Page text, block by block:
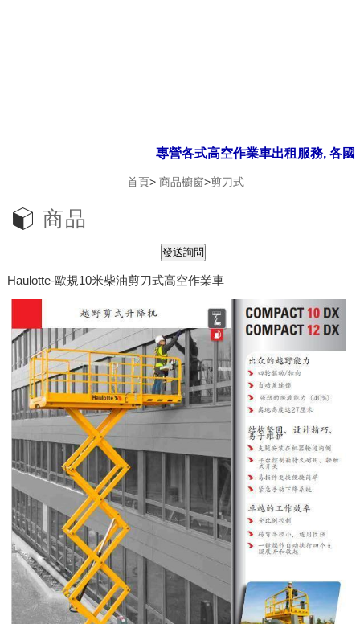
專營各式高空作業車出租服務, 各國
首頁> 商品櫥窗>剪刀式
商品
Haulotte-歐規10米柴油剪刀式高空作業車